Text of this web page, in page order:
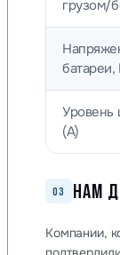
грузом/
батареи,
Уровень
(А)
03 НАМ
Компании,